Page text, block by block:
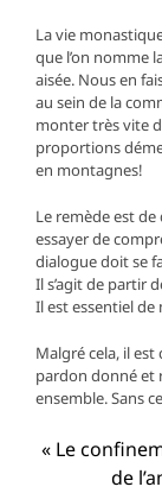
La vie
que l’on nomme
aisée. Nous en
au sein de la
monter très vite
proportions
en montagnes!
Le remède est de
essayer de
dialogue doit se
Il s’agit de partir
Il est essentiel de
Malgré cela, il est
pardon donné et
ensemble. Sans
« Le
de